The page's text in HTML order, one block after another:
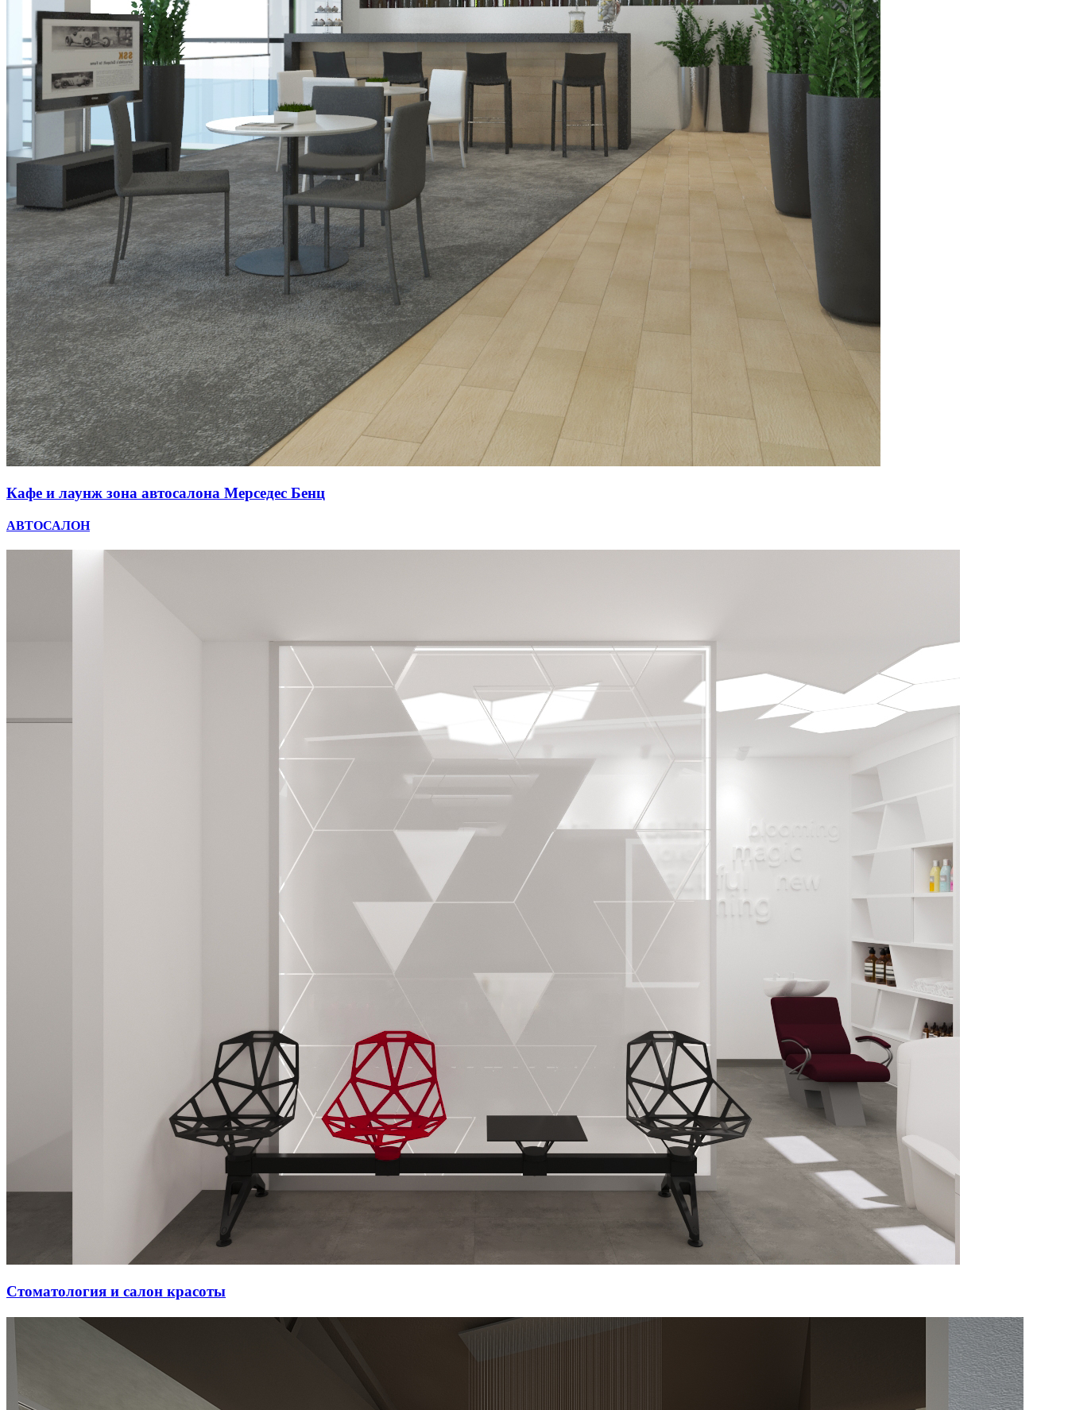
Кафе и лаунж зона автосалона Мерседес Бенц
АВТОСАЛОН
Стоматология и салон красоты